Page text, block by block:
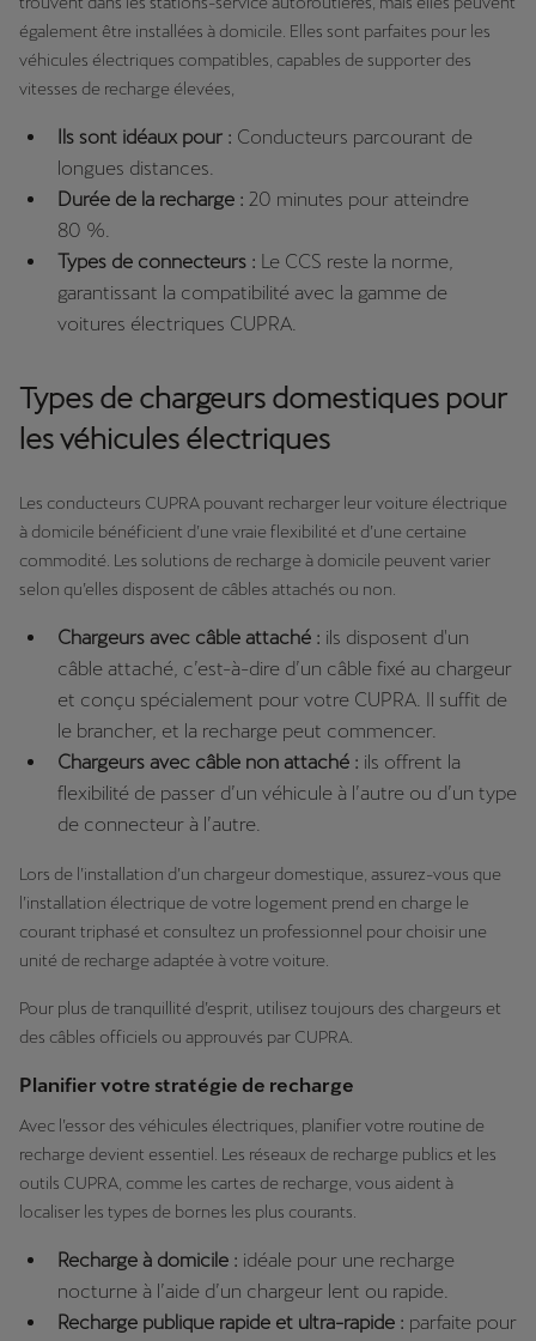
également être installées à domicile. Elles sont parfaites pour les
véhicules électriques compatibles, capables de supporter des
vitesses de recharge élevées,
Ils sont idéaux pour : Conducteurs parcourant de
longues distances.
Durée de la recharge : 20 minutes pour atteindre
80 %.
Types de connecteurs : Le CCS reste la norme,
garantissant la compatibilité avec la gamme de
voitures électriques CUPRA.
Types de chargeurs domestiques pour
les véhicules électriques
Les conducteurs CUPRA pouvant recharger leur voiture électrique
à domicile bénéficient d’une vraie flexibilité et d’une certaine
commodité. Les solutions de recharge à domicile peuvent varier
selon qu’elles disposent de câbles attachés ou non.
Chargeurs avec câble attaché : ils disposent d'un
câble attaché, c’est-à-dire d’un câble fixé au chargeur
et conçu spécialement pour votre CUPRA. Il suffit de
le brancher, et la recharge peut commencer.
Chargeurs avec câble non attaché : ils offrent la
flexibilité de passer d’un véhicule à l’autre ou d’un type
de connecteur à l’autre.
Lors de l’installation d’un chargeur domestique, assurez-vous que
l’installation électrique de votre logement prend en charge le
courant triphasé et consultez un professionnel pour choisir une
unité de recharge adaptée à votre voiture.
Pour plus de tranquillité d’esprit, utilisez toujours des chargeurs et
des câbles officiels ou approuvés par CUPRA.
Planifier votre stratégie de recharge
Avec l’essor des véhicules électriques, planifier votre routine de
recharge devient essentiel. Les réseaux de recharge publics et les
outils CUPRA, comme les cartes de recharge, vous aident à
localiser les types de bornes les plus courants.
Recharge à domicile : idéale pour une recharge
nocturne à l’aide d’un chargeur lent ou rapide.
Recharge publique rapide et ultra-rapide : parfaite pour